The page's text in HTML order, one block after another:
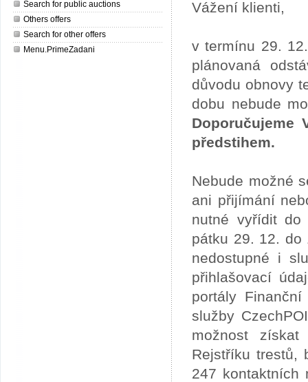
Search for public auctions
Others offers
Search for other offers
Menu.PrimeZadani
Vážení klienti,
v termínu 29.
plánovaná
důvodu obnovy
dobu nebude
Doporučujeme
předstihem.
Nebude možné
ani přijímání
nutné vyřídit do
pátku 29. 12. do
nedostupné i
přihlašovací
portály
služby
možnost
Rejstříku trestů,
247 kontaktních